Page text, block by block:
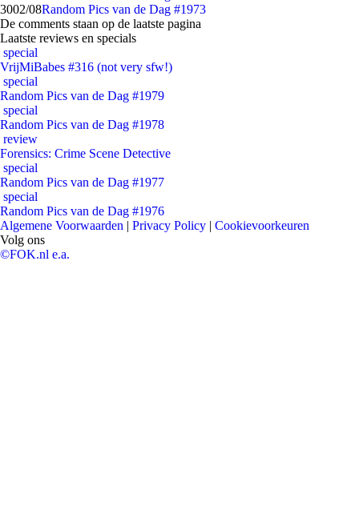
3002/08Random Pics van de Dag #1973
De comments staan op de laatste pagina
Laatste reviews en specials
special
VrijMiBabes #316 (not very sfw!)
special
Random Pics van de Dag #1979
special
Random Pics van de Dag #1978
review
Forensics: Crime Scene Detective
special
Random Pics van de Dag #1977
special
Random Pics van de Dag #1976
Algemene Voorwaarden | Privacy Policy | Cookievoorkeuren
Volg ons
©FOK.nl e.a.